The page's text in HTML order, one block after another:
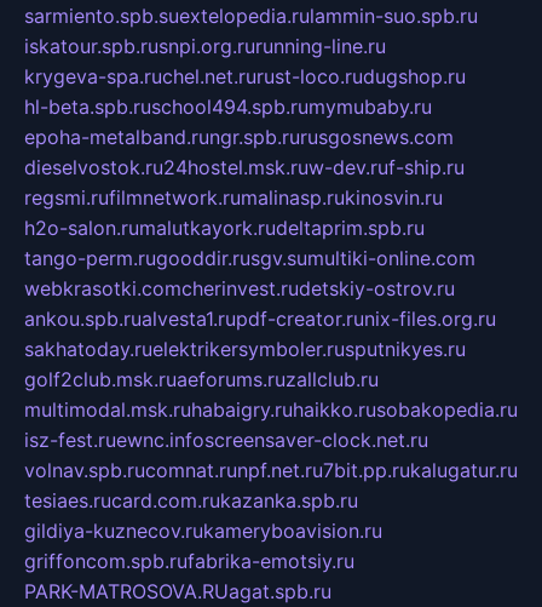
sarmiento.spb.suextelopedia.rulammin-suo.spb.ru
iskatour.spb.rusnpi.org.rurunning-line.ru
krygeva-spa.ruchel.net.rurust-loco.rudugshop.ru
hl-beta.spb.ruschool494.spb.rumymubaby.ru
epoha-metalband.rungr.spb.rurusgosnews.com
dieselvostok.ru24hostel.msk.ruw-dev.ruf-ship.ru
regsmi.rufilmnetwork.rumalinasp.rukinosvin.ru
h2o-salon.rumalutkayork.rudeltaprim.spb.ru
tango-perm.rugooddir.rusgv.sumultiki-online.com
webkrasotki.comcherinvest.rudetskiy-ostrov.ru
ankou.spb.rualvesta1.rupdf-creator.runix-files.org.ru
sakhatoday.ruelektrikersymboler.rusputnikyes.ru
golf2club.msk.ruaeforums.ruzallclub.ru
multimodal.msk.ruhabaigry.ruhaikko.rusobakopedia.ru
isz-fest.ruewnc.infoscreensaver-clock.net.ru
volnav.spb.rucomnat.runpf.net.ru7bit.pp.rukalugatur.ru
tesiaes.rucard.com.rukazanka.spb.ru
gildiya-kuznecov.rukameryboavision.ru
griffoncom.spb.rufabrika-emotsiy.ru
PARK-MATROSOVA.RUagat.spb.ru